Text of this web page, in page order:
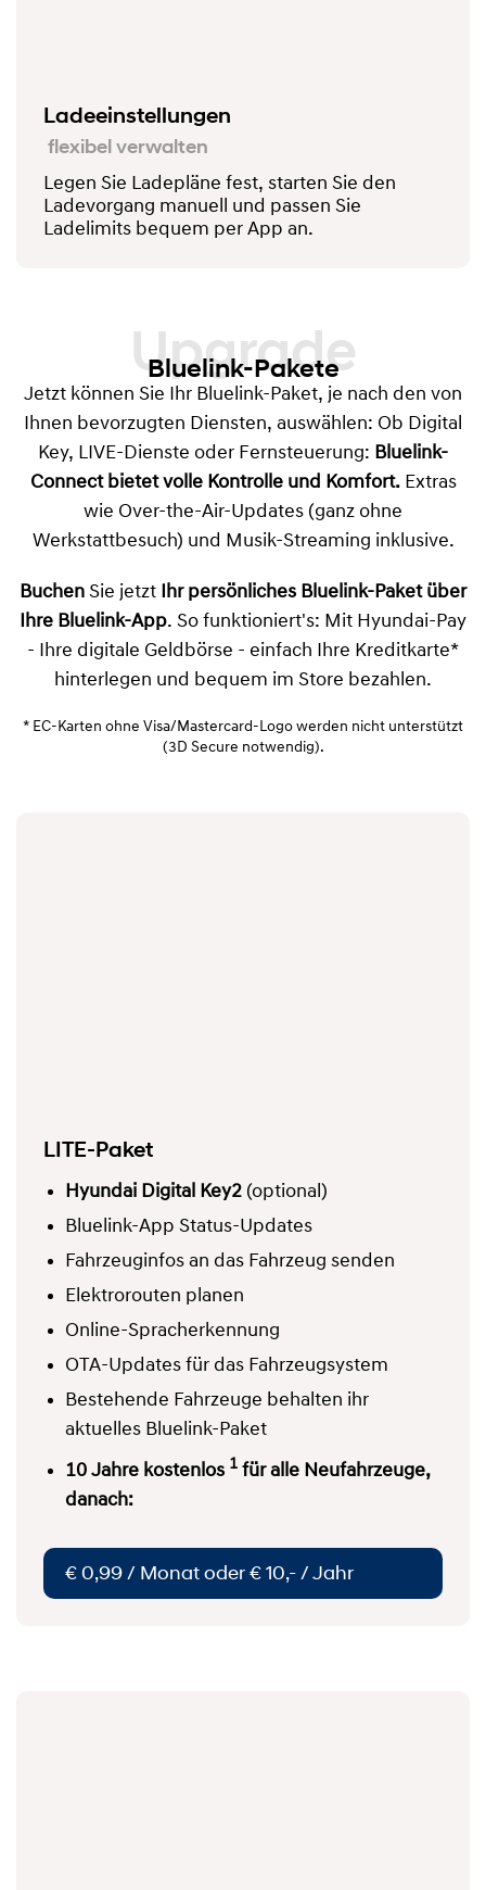
Ladeeinstellungen
flexibel verwalten
Legen Sie Ladepläne fest, starten Sie den
Ladevorgang manuell und passen Sie
Ladelimits bequem per App an.
Upgrade
Bluelink-Pakete
Jetzt können Sie Ihr Bluelink-Paket, je nach den von
Ihnen bevorzugten Diensten, auswählen: Ob Digital
Key, LIVE-Dienste oder Fernsteuerung: Bluelink-
Connect bietet volle Kontrolle und Komfort.Extras
wie Over-the-Air-Updates (ganz ohne
Werkstattbesuch) und Musik-Streaming inklusive.
Buchen Sie jetzt Ihr persönliches Bluelink-Paket über
Ihre Bluelink-App. So funktioniert's: Mit Hyundai-Pay
- Ihre digitale Geldbörse - einfach Ihre Kreditkarte*
hinterlegen und bequem im Store bezahlen.
* EC-Karten ohne Visa/Mastercard-Logo werden nicht unterstützt
(3D Secure notwendig).
LITE-Paket
Hyundai Digital Key2 (optional)
Bluelink-App Status-Updates
Fahrzeuginfos an das Fahrzeug senden
Elektrorouten planen
Online-Spracherkennung
OTA-Updates für das Fahrzeugsystem
Bestehende Fahrzeuge behalten ihr
aktuelles Bluelink-Paket
10 Jahre kostenlos 1 für alle Neufahrzeuge,
danach:
€ 0,99 / Monat oder € 10,- / Jahr